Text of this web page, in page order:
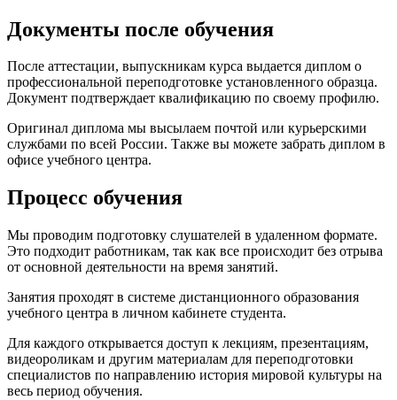
Документы после обучения
После аттестации, выпускникам курса выдается диплом о
профессиональной переподготовке установленного образца.
Документ подтверждает квалификацию по своему профилю.
Оригинал диплома мы высылаем почтой или курьерскими
службами по всей России. Также вы можете забрать диплом в
офисе учебного центра.
Процесс обучения
Мы проводим подготовку слушателей в удаленном формате.
Это подходит работникам, так как все происходит без отрыва
от основной деятельности на время занятий.
Занятия проходят в системе дистанционного образования
учебного центра в личном кабинете студента.
Для каждого открывается доступ к лекциям, презентациям,
видеороликам и другим материалам для переподготовки
специалистов по направлению история мировой культуры на
весь период обучения.